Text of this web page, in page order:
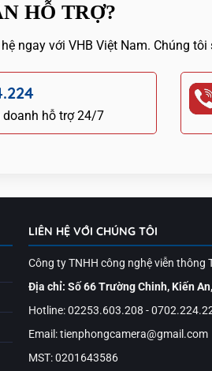
HỖ TRỢ?
ngay với VHB Việt Nam. Chúng
doanh hỗ trợ 24/7
LIÊN HỆ VỚI CHÚNG TÔI
Công ty TNHH công nghệ viễn thông
Địa chỉ: Số 66 Trường Chinh, Kiến
Hotline: 02253.603.208 -
Email: tienphongcamera@gmail.com
MST: 0201643586